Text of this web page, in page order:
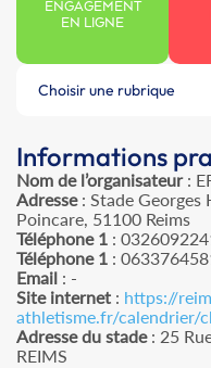
ENGAGEMENT
EN LIGNE
Choisir une rubrique
Informations
Nom de l’organisateur:
Adresse: Stade Georges
Poincare, 51100 Reims
Téléphone 1 :
Téléphone 1 :
Email : -
Site internet : https://
athletisme.fr/calendrier/
Adresse du stade: 25
REIMS